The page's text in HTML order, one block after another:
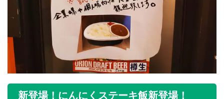
新登場！にんにくステーキ飯新登場！